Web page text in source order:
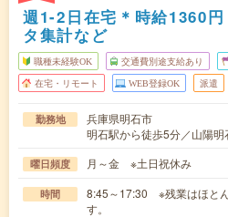
週1-2日在宅＊時給1360
タ集計など
職種未経験OK 交通費別途支給あり
在宅・リモート WEB登録OK 派遣
勤務地
兵庫県明石市
明石駅から徒歩5分／山陽
曜日頻度 月～金 ※土日祝休み
時間
8:45～17:30 ※残業はほと
す。